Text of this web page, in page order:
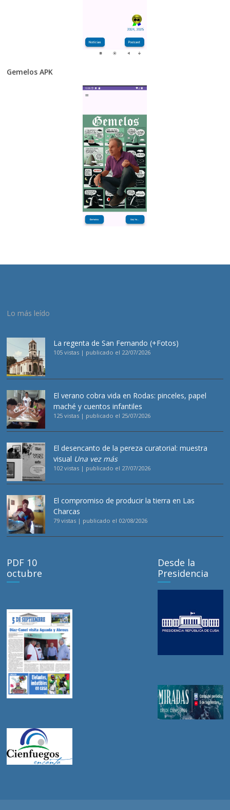
Gemelos APK
Lo más leído
La regenta de San Fernando (+Fotos)
105 vistas | publicado el 22/07/2026
El verano cobra vida en Rodas: pinceles, papel
maché y cuentos infantiles
125 vistas | publicado el 25/07/2026
El desencanto de la pereza curatorial: muestra
visual Una vez más
102 vistas | publicado el 27/07/2026
El compromiso de producir la tierra en Las
Charcas
79 vistas | publicado el 02/08/2026
PDF 10
octubre
Desde la
Presidencia